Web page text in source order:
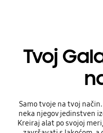
Tvoj
Samo tvoje na tvoj
neka njegov jedinstven
Kreiraj alat po svojoj